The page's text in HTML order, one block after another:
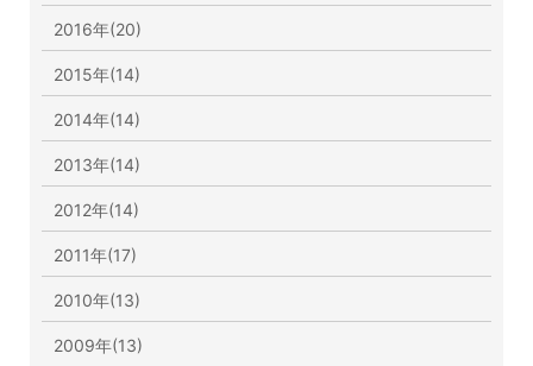
2016年(20)
2015年(14)
2014年(14)
2013年(14)
2012年(14)
2011年(17)
2010年(13)
2009年(13)